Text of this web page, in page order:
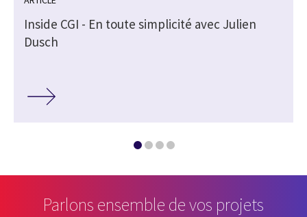
Inside CGI - En toute simplicité avec Julien
Dusch
Parlons ensemble de vos projets